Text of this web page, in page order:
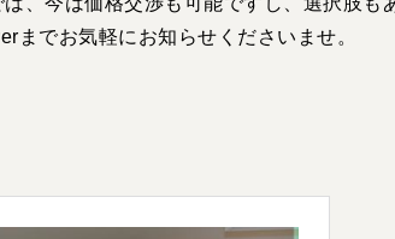
までお気軽にお知らせくださいませ。